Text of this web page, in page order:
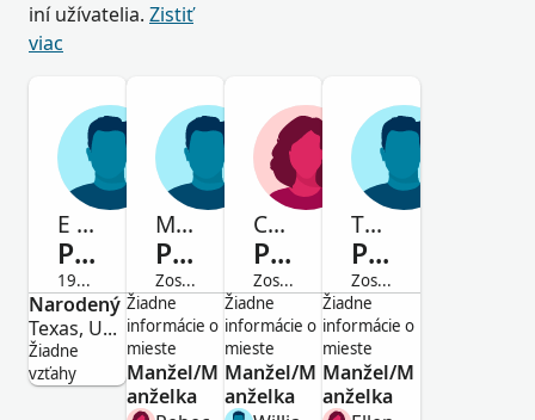
iní užívatelia. Zistiť
viac
E Benet
Purtile
1919-Zosnulý
Muž
Narodený
Texas, United States
Žiadne
vzťahy
Michael
Purtile
Zosnulý
Muž
Žiadne
informácie o
mieste
Manžel/M
anželka
Catharine
Purtile
Zosnulý
Žena
Žiadne
informácie o
mieste
Manžel/M
anželka
Thomas
Purtile
Zosnulý
Muž
Žiadne
informácie o
mieste
Manžel/M
anželka